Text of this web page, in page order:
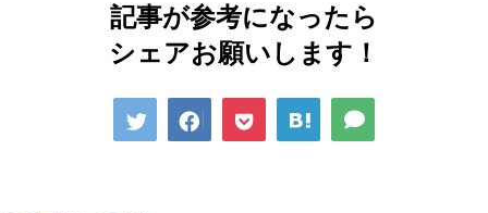
記事が参考になったら
シェアお願いします！